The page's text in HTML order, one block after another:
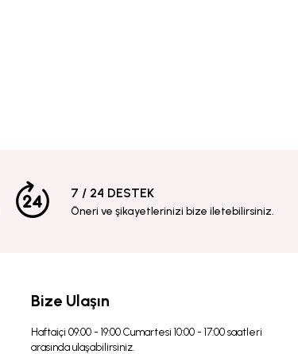
7 / 24 DESTEK
Öneri ve şikayetlerinizi bize iletebilirsiniz.
Bize Ulaşın
Haftaiçi 09:00 - 19:00 Cumartesi 10:00 - 17:00 saatleri
arasında ulaşabilirsiniz.